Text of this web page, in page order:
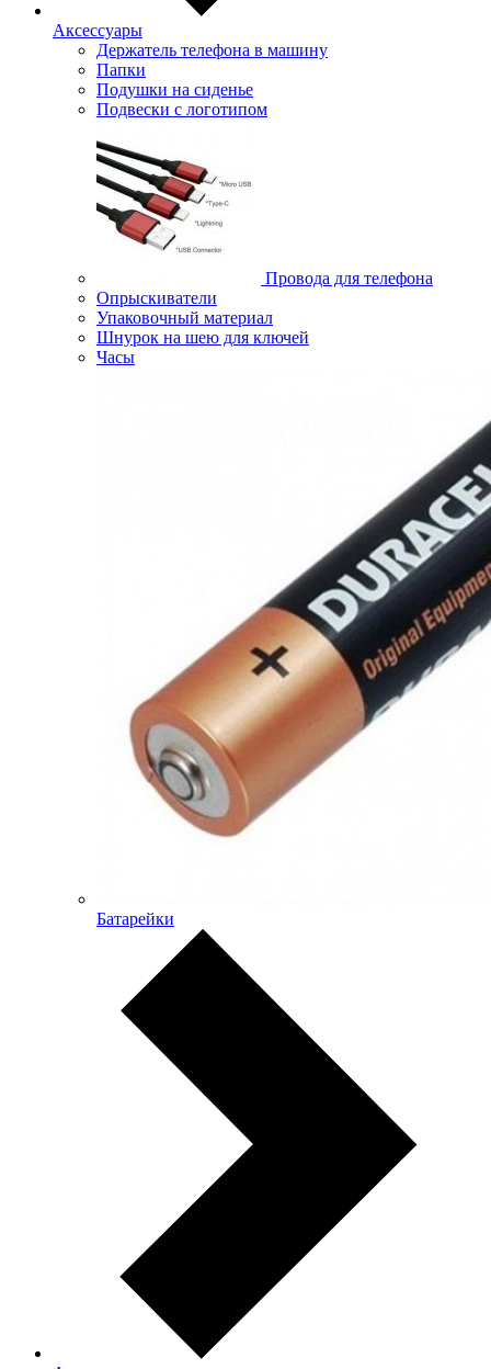
Аксессуары
Держатель телефона в машину
Папки
Подушки на сиденье
Подвески с логотипом
Провода для телефона
Опрыскиватели
Упаковочный материал
Шнурок на шею для ключей
Часы
Батарейки